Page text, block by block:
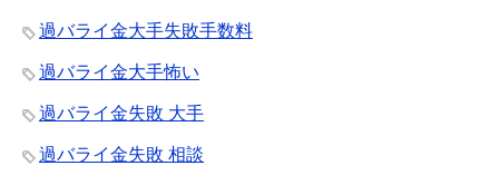
過バライ金大手失敗手数料
過バライ金大手怖い
過バライ金失敗 大手
過バライ金失敗 相談